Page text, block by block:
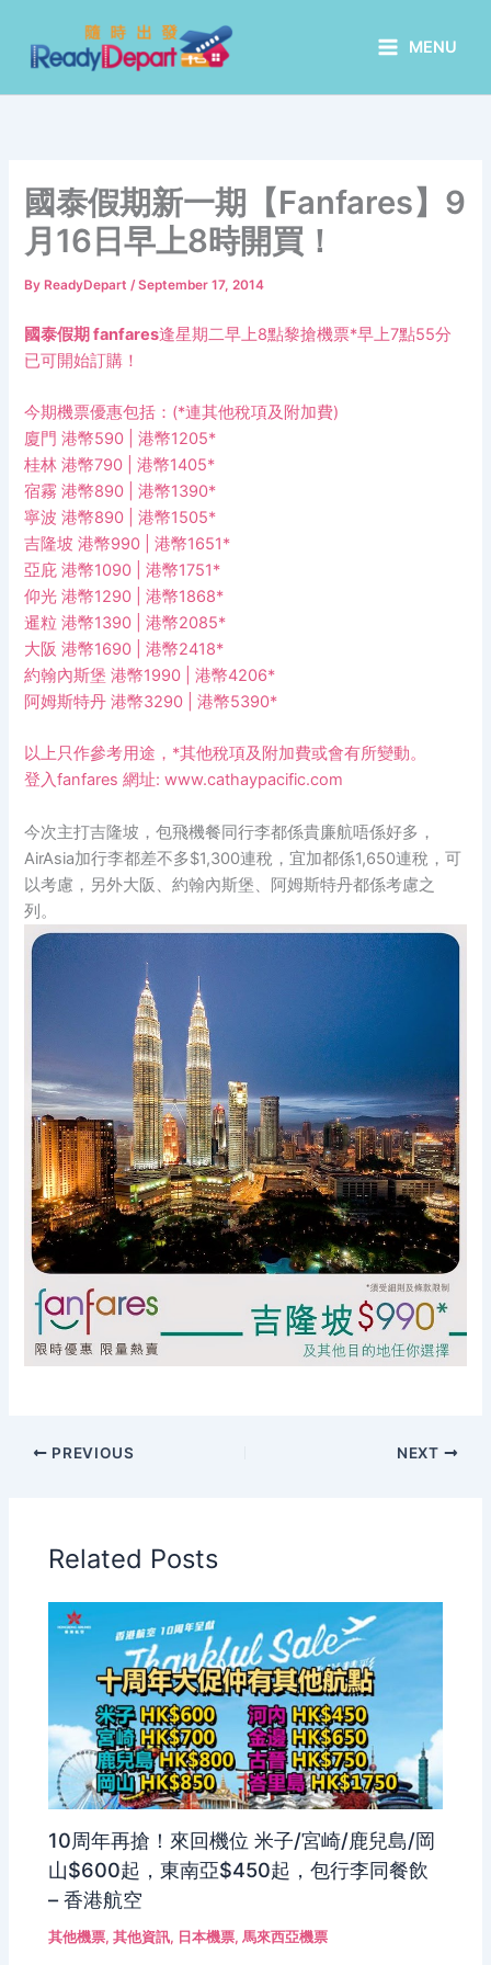
content
MENU
國泰假期新一期【Fanfares】9
月16日早上8時開買！
By ReadyDepart/September 17, 2014
國泰假期 fanfares逢星期二早上8點黎搶機票*早上7點55分
已可開始訂購！
今期機票優惠包括：(*連其他稅項及附加費)
廈門 港幣590 | 港幣1205*
桂林 港幣790 | 港幣1405*
宿霧 港幣890 | 港幣1390*
寧波 港幣890 | 港幣1505*
吉隆坡 港幣990 | 港幣1651*
亞庇 港幣1090 | 港幣1751*
仰光 港幣1290 | 港幣1868*
暹粒 港幣1390 | 港幣2085*
大阪 港幣1690 | 港幣2418*
約翰內斯堡 港幣1990 | 港幣4206*
阿姆斯特丹 港幣3290 | 港幣5390*
以上只作參考用途，*其他稅項及附加費或會有所變動。
登入fanfares 網址:www.cathaypacific.com
今次主打吉隆坡，包飛機餐同行李都係貴廉航唔係好多，
AirAsia加行李都差不多$1,300連稅，宜加都係1,650連稅，可
以考慮，另外大阪、約翰內斯堡、阿姆斯特丹都係考慮之
列。
PREVIOUS NEXT
Related Posts
10周年再搶！來回機位 米子/宮崎/鹿兒島/岡
山$600起，東南亞$450起，包行李同餐飲
– 香港航空
其他機票,其他資訊, 日本機票,馬來西亞機票